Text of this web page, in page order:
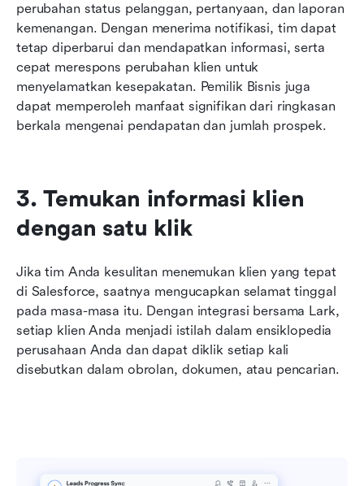
perubahan status pelanggan, pertanyaan, dan laporan
kemenangan. Dengan menerima notifikasi, tim dapat
tetap diperbarui dan mendapatkan informasi, serta
cepat merespons perubahan klien untuk
menyelamatkan kesepakatan. Pemilik Bisnis juga
dapat memperoleh manfaat signifikan dari ringkasan
berkala mengenai pendapatan dan jumlah prospek.
3. Temukan informasi klien
dengan satu klik
Jika tim Anda kesulitan menemukan klien yang tepat
di Salesforce, saatnya mengucapkan selamat tinggal
pada masa-masa itu. Dengan integrasi bersama Lark,
setiap klien Anda menjadi istilah dalam ensiklopedia
perusahaan Anda dan dapat diklik setiap kali
disebutkan dalam obrolan, dokumen, atau pencarian.